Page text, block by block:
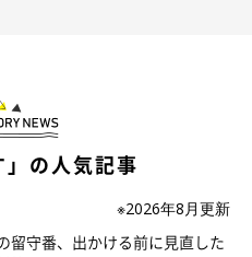
」の人気記事
※2026年8月更新
留守番、出かける前に見直した